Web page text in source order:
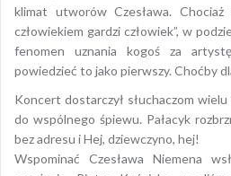
klimat utworów Czesława.
człowiekiem gardzi człowiek”, w
fenomen uznania kogoś za
powiedzieć to jako pierwszy. Choćby
Koncert dostarczył słuchaczom
do wspólnego śpiewu. Pałacyk
bez adresu i Hej, dziewczyno, hej!
Wspominać Czesława Niemena